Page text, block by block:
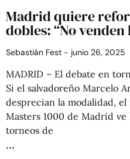
Madrid quiere
dobles: “No
Sebastián Fest junio 26, 2025
MADRID – El debate en
Si el salvadoreño Marcelo
desprecian la modalidad, el
Masters 1000 de Madrid ve
torneos de